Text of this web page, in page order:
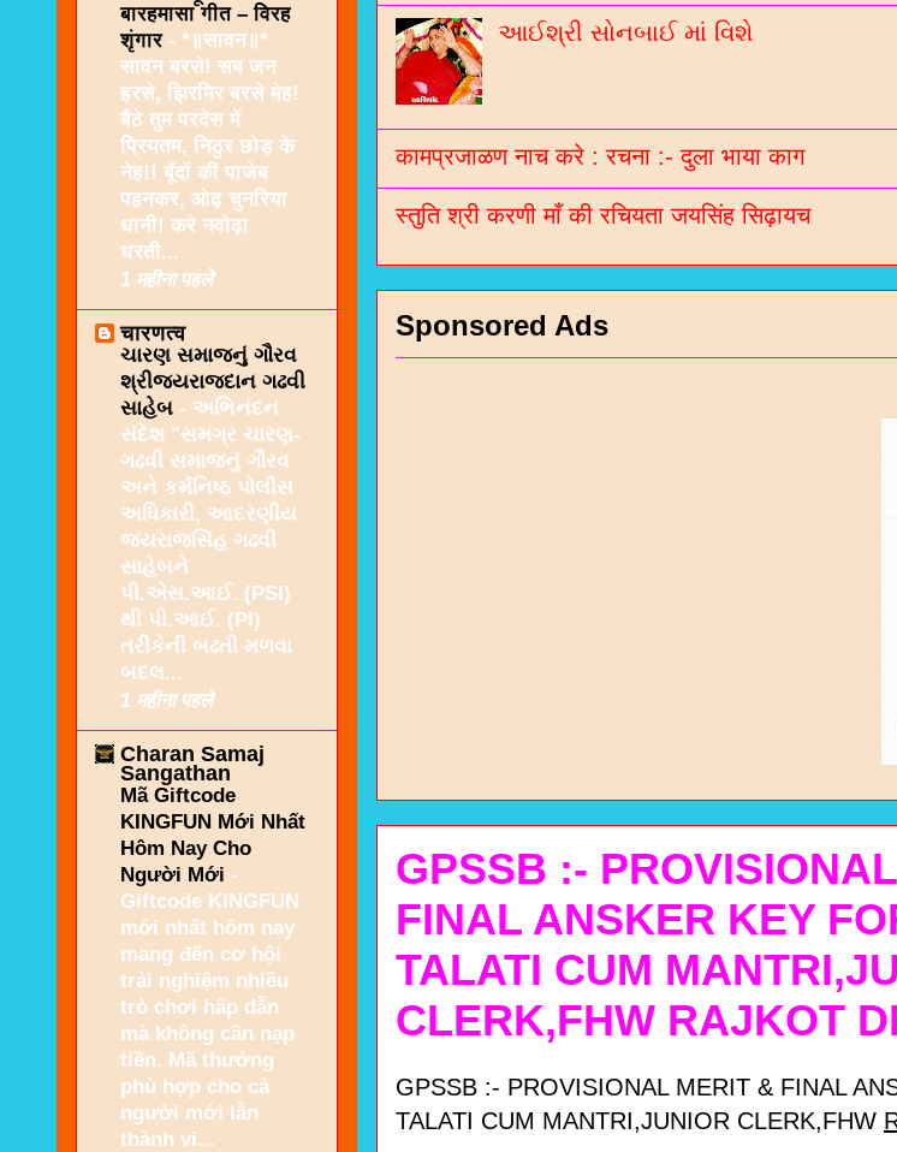
આઈશ્રી સોનબાઈ માં વિશે
कामप्रजाळण नाच करे : रचना :- दुला भाया काग
स्तुति श्री करणी माँ की रचियता जयसिंह सिढ़ायच
Sponsored Ads
GPSSB :-
FINAL ANSKER KEY
TALATI CUM
CLERK,FHW RAJKOT
GPSSB :- PROVISIONAL MERIT & FINAL
TALATI CUM MANTRI,JUNIOR CLERK,FHW
बारहमासा गीत – विरह
शृंगार - *॥सावन॥*
सावन बरसे! सब जन
हरसे, झिरमिर बरसे मेह!
बैठे तुम परदेस में
प्रियतम, निठुर छोड़ के
नेह!! बूँदों की पाजेब
पहनकर, ओढ़ चुनरिया
धानी! करे नवोढ़ा
धरती...
1 महीना पहले
चारणत्व
ચારણ સમાજનું ગૌરવ
શ્રીજયરાજદાન ગઢવી
સાહેબ - અભિનંદન
સંદેશ "સમગ્ર ચારણ-
ગઢવી સમાજનું ગૌરવ
અને કર્મનિષ્ઠ પોલીસ
અધિકારી, આદરણીય
જયરાજસિંહ ગઢવી
સાહેબને
પી.એસ.આઈ. (PSI)
થી પી.આઈ. (PI)
તરીકેની બઢતી મળવા
બદલ...
1 महीना पहले
Charan Samaj
Sangathan
Mã Giftcode
KINGFUN Mới Nhất
Hôm Nay Cho
Người Mới -
Giftcode KINGFUN
mới nhất hôm nay
mang đến cơ hội
trải nghiệm nhiều
trò chơi hấp dẫn
mà không cần nạp
tiền. Mã thưởng
phù hợp cho cả
người mới lẫn
thành vi...